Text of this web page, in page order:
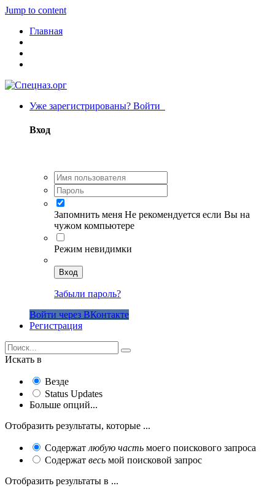
Jump to content
Главная
Уже зарегистрированы? Войти
Вход
Запомнить меня Не рекомендуется если Вы на
чужом компьютере
Режим невидимки
Вход
Забыли пароль?
Войти через ВКонтакте
Регистрация
Искать в
Везде
Status Updates
Больше опций...
Отобразить результаты, которые ...
Содержат любую часть моего поискового запроса
Содержат весь мой поисковой запрос
Отобразить результаты в ...